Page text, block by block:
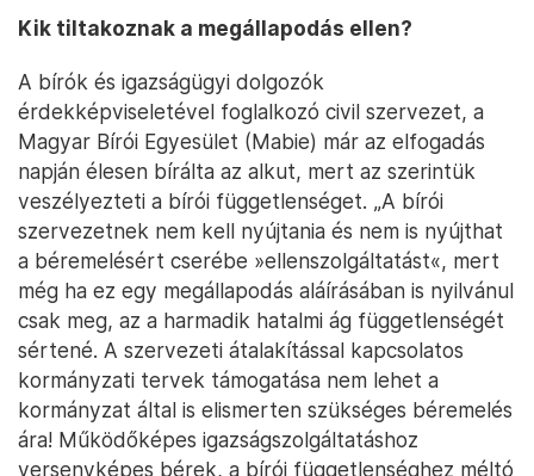
Kik tiltakoznak a megállapodás ellen?
A bírók és igazságügyi dolgozók
érdekképviseletével foglalkozó civil szervezet, a
Magyar Bírói Egyesület (Mabie) már az elfogadás
napján élesen bírálta az alkut, mert az szerintük
veszélyezteti a bírói függetlenséget. „A bírói
szervezetnek nem kell nyújtania és nem is nyújthat
a béremelésért cserébe »ellenszolgáltatást«, mert
még ha ez egy megállapodás aláírásában is nyilvánul
csak meg, az a harmadik hatalmi ág függetlenségét
sértené. A szervezeti átalakítással kapcsolatos
kormányzati tervek támogatása nem lehet a
kormányzat által is elismerten szükséges béremelés
ára! Működőképes igazságszolgáltatáshoz
versenyképes bérek, a bírói függetlenséghez méltó